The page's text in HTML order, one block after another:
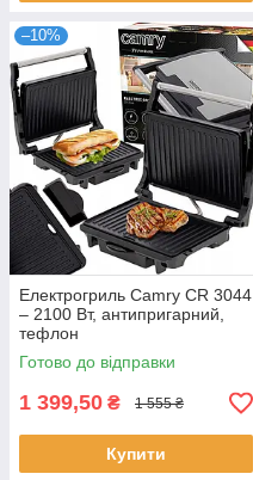
–10%
Електрогриль Camry CR 3044
– 2100 Вт, антипригарний,
тефлон
Готово до відправки
1 399,50 ₴ 1 555 ₴
Купити